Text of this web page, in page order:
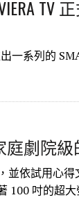
VIERA
一系列的
庭劇院
並依試用心
100 吋的超